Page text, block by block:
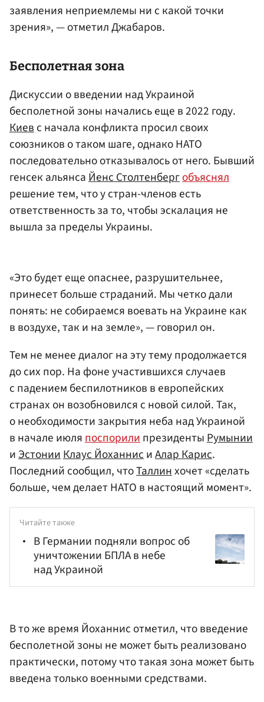
заявления неприемлемы ни с какой точки
зрения», — отметил Джабаров.
Бесполетная зона
Дискуссии о введении над Украиной
бесполетной зоны начались еще в 2022 году.
Киевс начала конфликта просил своих
союзников о таком шаге, однако НАТО
последовательно отказывалось от него. Бывший
генсек альянсаЙенс Столтенбергобъяснял
решение тем, что у стран-членов есть
ответственность за то, чтобы эскалация не
вышла за пределы Украины.
«Это будет еще опаснее, разрушительнее,
принесет больше страданий. Мы четко дали
понять: не собираемся воевать на Украине как
в воздухе, так и на земле», — говорил он.
Тем не менее диалог на эту тему продолжается
до сих пор. На фоне участившихся случаев
с падением беспилотников в европейских
странах он возобновился с новой силой. Так,
о необходимости закрытия неба над Украиной
в начале июляпоспорилипрезидентыРумынии
иЭстонииКлаус ЙоханнисиАлар Карис.
Последний сообщил, чтоТаллинхочет «сделать
больше, чем делает НАТО в настоящий момент».
Читайте также
В Германии подняли вопрос об
уничтожении БПЛА в небе
над Украиной
В то же время Йоханнис отметил, что введение
бесполетной зоны не может быть реализовано
практически, потому что такая зона может быть
введена только военными средствами.